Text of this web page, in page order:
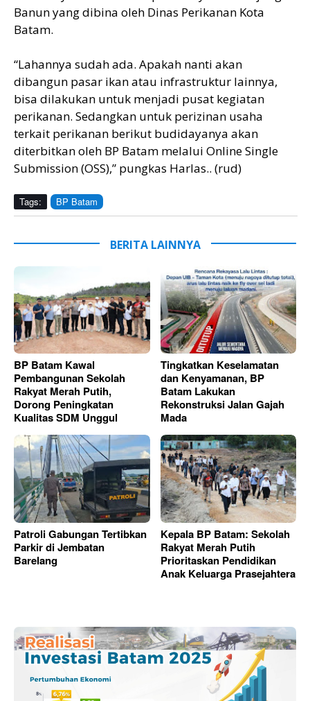
Banun yang dibina oleh Dinas Perikanan Kota
Batam.
“Lahannya sudah ada. Apakah nanti akan
dibangun pasar ikan atau infrastruktur lainnya,
bisa dilakukan untuk menjadi pusat kegiatan
perikanan. Sedangkan untuk perizinan usaha
terkait perikanan berikut budidayanya akan
diterbitkan oleh BP Batam melalui Online Single
Submission (OSS),” pungkas Harlas.. (rud)
Tags: BP Batam
BERITA LAINNYA
BP Batam Kawal
Pembangunan Sekolah
Rakyat Merah Putih,
Dorong Peningkatan
Kualitas SDM Unggul
Tingkatkan Keselamatan
dan Kenyamanan, BP
Batam Lakukan
Rekonstruksi Jalan Gajah
Mada
Patroli Gabungan Tertibkan
Parkir di Jembatan
Barelang
Kepala BP Batam: Sekolah
Rakyat Merah Putih
Prioritaskan Pendidikan
Anak Keluarga Prasejahtera